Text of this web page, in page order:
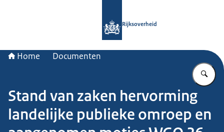
Rijksoverheid
Home Documenten
Stand van zaken hervorming
landelijke publieke omroep en